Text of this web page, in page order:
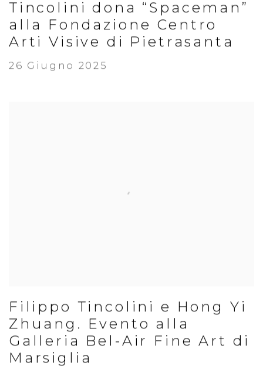
Tincolini dona “Spaceman”
alla Fondazione Centro
Arti Visive di Pietrasanta
26 Giugno 2025
Filippo Tincolini e Hong Yi
Zhuang. Evento alla
Galleria Bel-Air Fine Art di
Marsiglia